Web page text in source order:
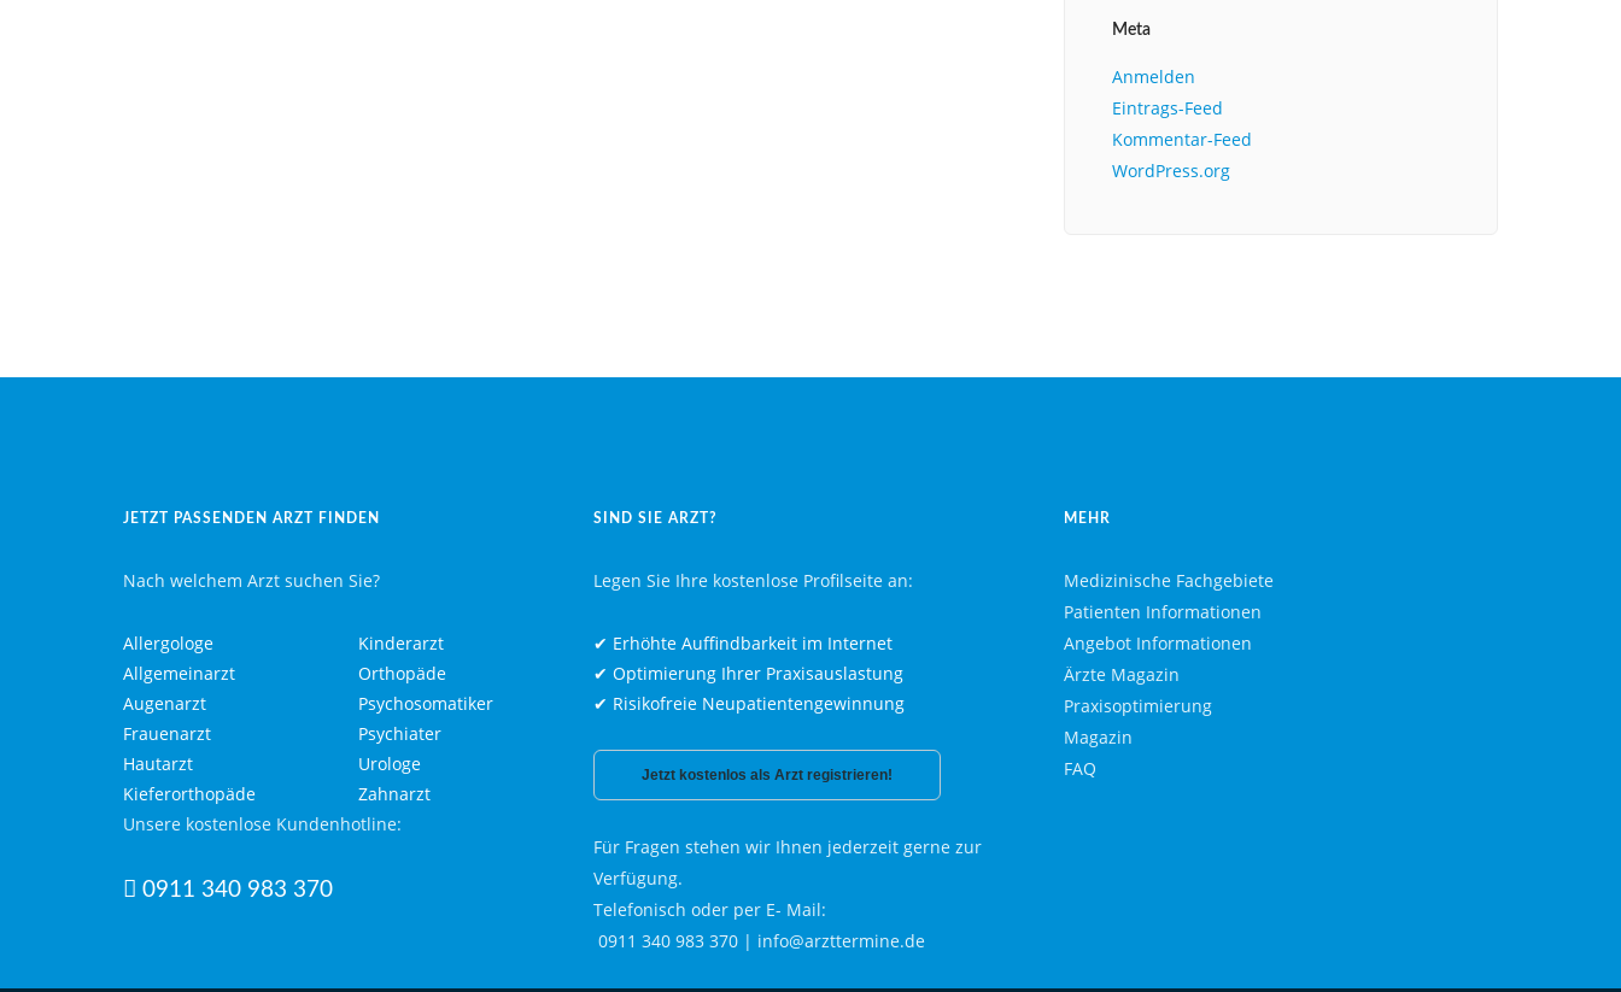
Meta
Anmelden
Eintrags-Feed
Kommentar-Feed
WordPress.org
JETZT PASSENDEN ARZT FINDEN
Nach welchem Arzt suchen Sie?
Allergologe
Allgemeinarzt
Augenarzt
Frauenarzt
Hautarzt
Kieferorthopäde
Kinderarzt
Orthopäde
Psychosomatiker
Psychiater
Urologe
Zahnarzt
Unsere kostenlose Kundenhotline:
0911 340 983 370
SIND SIE ARZT?
Legen Sie Ihre kostenlose Profilseite an:
✔ Erhöhte Auffindbarkeit im Internet
✔ Optimierung Ihrer Praxisauslastung
✔ Risikofreie Neupatientengewinnung
Jetzt kostenlos als Arzt registrieren!
Für Fragen stehen wir Ihnen jederzeit gerne zur
Verfügung.
Telefonisch oder per E- Mail:
0911 340 983 370 | info@arzttermine.de
MEHR
Medizinische Fachgebiete
Patienten Informationen
Angebot Informationen
Ärzte Magazin
Praxisoptimierung
Magazin
FAQ